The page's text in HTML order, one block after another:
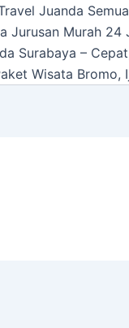
Juanda
Jurusan Murah
Surabaya –
Wisata Bromo,